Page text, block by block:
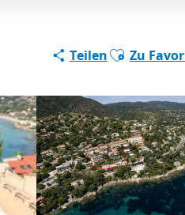
TeilenAjouter aux
Zu